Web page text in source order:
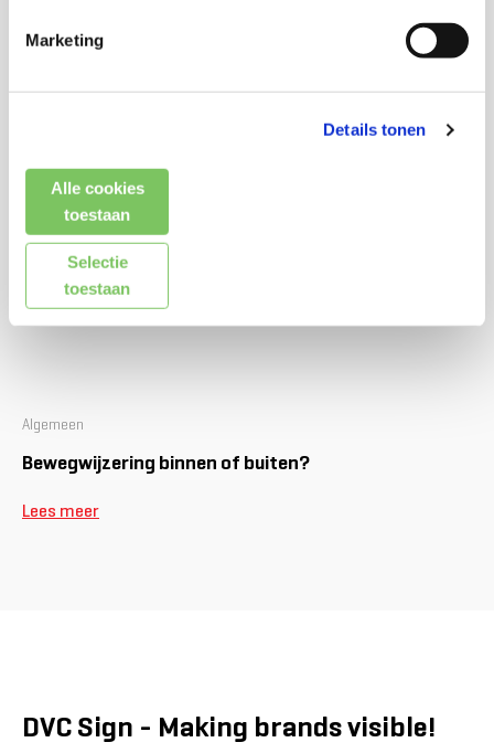
Marketing
Details tonen
Alle cookies
toestaan
Selectie
toestaan
Signing
Lees meer
geluidsmeting
Algemeen
Bewegwijzering binnen of buiten?
Lees meer
DVC Sign - Making brands visible!